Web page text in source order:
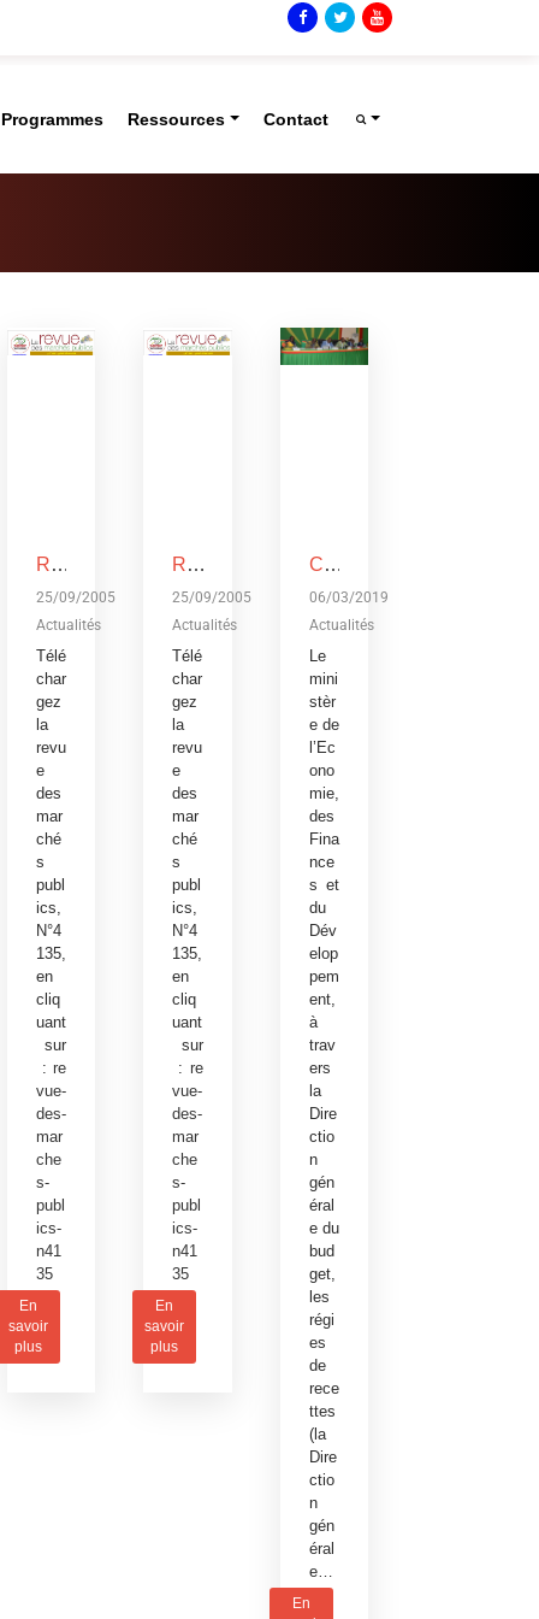
Ressources Contact
REVUE DES MARCHES PUBLICS, N°4135
25/09/2005
Actualités
Télé
char
gez
la
revu
e
des
mar
ché
s
publ
ics,
N°4
135,
en
cliq
uant
sur
:re
vue-
des-
mar
che
s-
publ
ics-
n41
35
En
savoir
plus
REVUE DES MARCHES PUBLICS, N°4135
25/09/2005
Actualités
Télé
char
gez
la
revu
e
des
mar
ché
s
publ
ics,
N°4
135,
en
cliq
uant
sur
: re
vue-
des-
mar
che
s-
publ
ics-
n41
35
En
savoir
plus
Conférence publique sur le budget de l’Etat, exercice 2019: Devoir de transparence vis-à-vis des citoyens burkinabè
06/03/2019
Actualités
Le
mini
stèr
e de
l’Ec
ono
mie,
des
Fina
nce
s et
du
Dév
elop
pem
ent,
à
trav
ers
la
Dire
ctio
n
gén
éral
e du
bud
get,
les
régi
es
de
rece
ttes
(la
Dire
ctio
n
gén
éral
e…
En